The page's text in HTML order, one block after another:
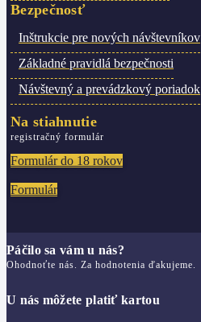
Bezpečnosť
Inštrukcie pre nových návštevníkov
Základné pravidlá bezpečnosti
Návštevný a prevádzkový poriadok
Na stiahnutie
registračný formulár
Formulár do 18 rokov
Formulár
Páčilo sa vám u nás?
Ohodnoťte nás. Za hodnotenia ďakujeme.
U nás môžete platiť kartou